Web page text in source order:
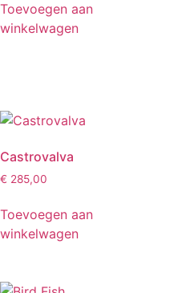
Toevoegen aan
winkelwagen
Castrovalva
€ 285,00
Toevoegen aan
winkelwagen